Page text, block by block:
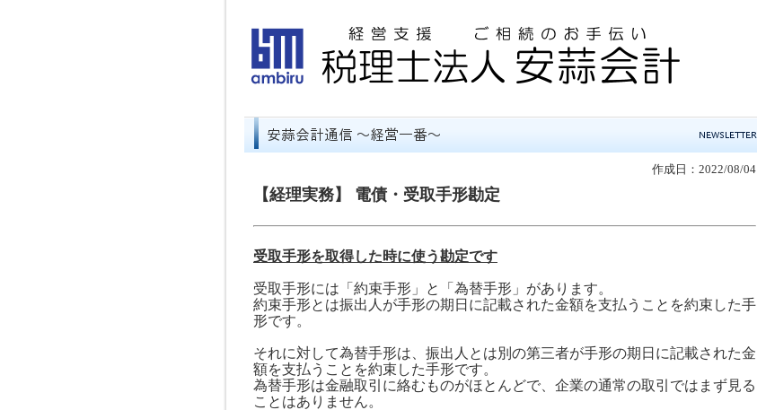
作成日：2022/08/04
【経理実務】 電債・受取手形勘定
受取手形を取得した時に使う勘定です
受取手形には「約束手形」と「為替手形」があります。
約束手形とは振出人が手形の期日に記載された金額を支払うことを約束した手
形です。
それに対して為替手形は、振出人とは別の第三者が手形の期日に記載された金
額を支払うことを約束した手形です。
為替手形は金融取引に絡むものがほとんどで、企業の通常の取引ではまず見る
ことはありません。